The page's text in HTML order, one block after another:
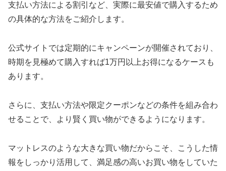
支払い方法による割引など、実際に最安値で購入するため
の具体的な方法をご紹介します。
公式サイトでは定期的にキャンペーンが開催されており、
時期を見極めて購入すれば1万円以上お得になるケースも
あります。
さらに、支払い方法や限定クーポンなどの条件を組み合わ
せることで、より賢く買い物ができるようになります。
マットレスのような大きな買い物だからこそ、こうした情
報をしっかり活用して、満足感の高いお買い物をしていた